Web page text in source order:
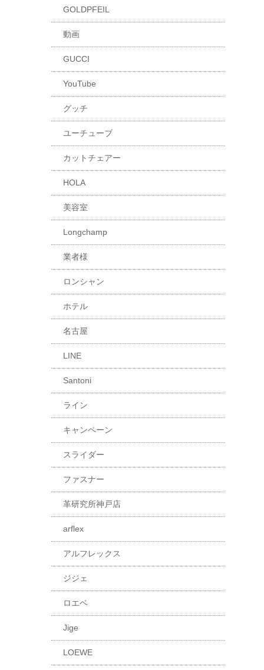
GOLDPFEIL
動画
GUCCI
YouTube
グッチ
ユーチューブ
カットチェアー
HOLA
美容室
Longchamp
業者様
ロンシャン
ホテル
名古屋
LINE
Santoni
ライン
キャンペーン
スライダー
ファスナー
革研究所神戸店
arflex
アルフレックス
ジジェ
ロエベ
Jige
LOEWE